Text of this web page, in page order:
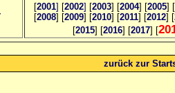
[2001] [2002] [2003] [2004] [2005] [
[2008] [2009] [2010] [2011] [2012] [
[2015] [2016] [2017] [
zurück zur